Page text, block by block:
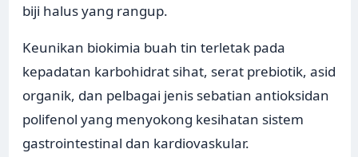
biji halus yang rangup.
Keunikan biokimia buah tin terletak pada
kepadatan karbohidrat sihat, serat prebiotik, asid
organik, dan pelbagai jenis sebatian antioksidan
polifenol yang menyokong kesihatan sistem
gastrointestinal dan kardiovaskular.